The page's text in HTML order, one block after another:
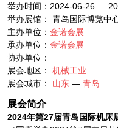
举办时间：2024-06-26 —
举办展馆： 青岛国际博览中
主办单位： 金诺会展
承办单位： 金诺会展
协办单位：
展会地区： 机械工业
展会城市： 山东 — 青岛
展会简介
2024年第27届青岛国际机床